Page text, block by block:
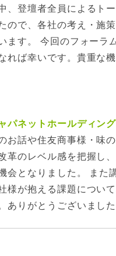
、登壇者全員によるト
ので、各社の考え・施
ます。 今回のフォーラ
れば幸いです。貴重な
パネットホールディン
お話や住友商事様・味
革のレベル感を把握し
会となりました。 また
様が抱える課題につい
ありがとうございました